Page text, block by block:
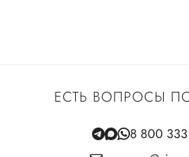
ЕСТЬ ВОПРОСЫ
8 800